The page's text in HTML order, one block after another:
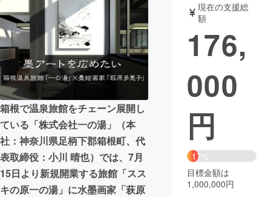
テクノロジー・ガジェット
映像・映画 書籍・雑誌
ビジネス・起業 チャレンジ
まちづくり・地域活性化
CAMPFIRE for Social Good
CAMPFIRE Creation
CAMPFIREふるさと納税machi-ya コミュニティ
箱根で温泉旅館をチェーン展開し
ている「株式会社一の湯」（本
社：神奈川県足柄下郡箱根町、代
表取締役：小川 晴也）では、7月
15日より新規開業する旅館「スス
キの原一の湯」に水墨画家「萩原
現在の支援総
額
176,
000
円
17%
目標金額は
1,000,000円